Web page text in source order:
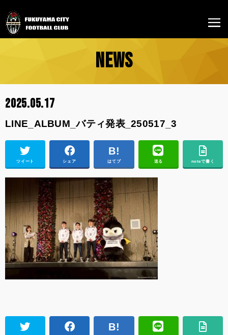
NEWS
2025.05.17
LINE_ALBUM_バティ発表_250517_3
ツイート シェア はてブ 送る noteで書く